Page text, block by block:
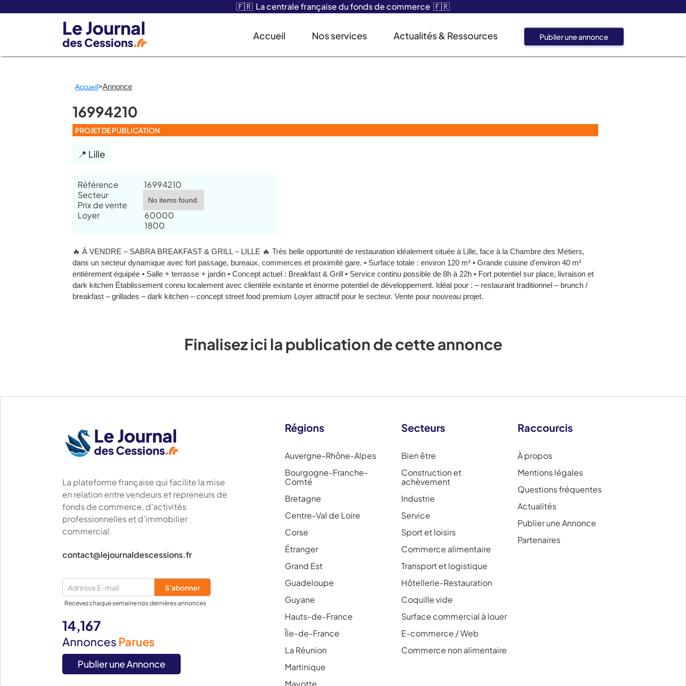
🇫🇷 La centrale française du fonds de commerce 🇫🇷
Le Journal
des Cessions.fr
Publier une annonce
Accueil Nos services Actualités & Ressources
Accueil>Annonce
16994210
PROJET DE PUBLICATION
📍 Lille
Référence
Secteur
Prix de vente
Loyer
16994210
No items found.
60000
1800
🔥 À VENDRE – SABRA BREAKFAST & GRILL – LILLE 🔥 Très belle opportunité de restauration idéalement située à Lille, face à la Chambre des Métiers,
dans un secteur dynamique avec fort passage, bureaux, commerces et proximité gare. • Surface totale : environ 120 m² • Grande cuisine d’environ 40 m²
entièrement équipée • Salle + terrasse + jardin • Concept actuel : Breakfast & Grill • Service continu possible de 8h à 22h • Fort potentiel sur place, livraison et
dark kitchen Établissement connu localement avec clientèle existante et énorme potentiel de développement. Idéal pour : – restaurant traditionnel – brunch /
breakfast – grillades – dark kitchen – concept street food premium Loyer attractif pour le secteur. Vente pour nouveau projet.
Finalisez ici la publication de cette annonce
Le Journal
des Cessions.fr
La plateforme française qui facilite la mise
en relation entre vendeurs et repreneurs de
fonds de commerce, d’activités
professionnelles et d’immobilier
commercial.
contact@lejournaldescessions.fr
Recevez chaque semaine nos dernières annonces
14,167
Annonces Parues
Publier une Annonce
Régions
Auvergne-Rhône-Alpes
Bourgogne-Franche-
Comté
Bretagne
Centre-Val de Loire
Corse
Étranger
Grand Est
Guadeloupe
Guyane
Hauts-de-France
Île-de-France
La Réunion
Martinique
Mayotte
Secteurs
Bien être
Construction et
achèvement
Industrie
Service
Sport et loisirs
Commerce alimentaire
Transport et logistique
Hôtellerie-Restauration
Coquille vide
Surface commercial à louer
E-commerce / Web
Commerce non alimentaire
Raccourcis
À propos
Mentions légales
Questions fréquentes
Actualités
Publier une Annonce
Partenaires